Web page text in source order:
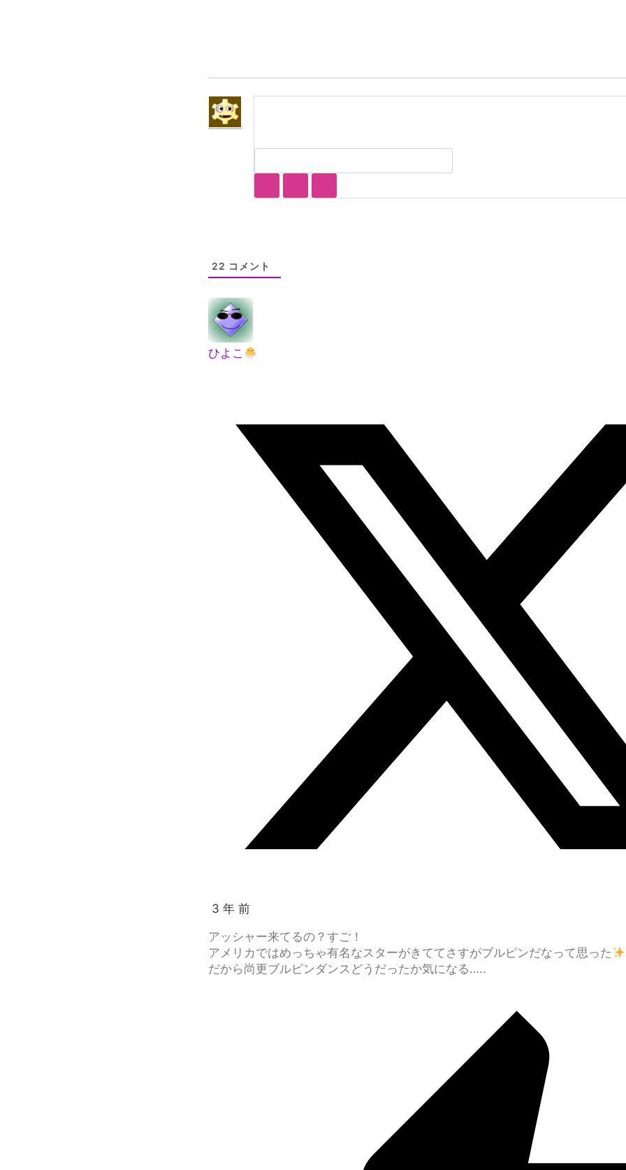
22 コメント
ひよこ
3 年 前
アッシャー来てるの？すご！
アメリカではめっちゃ有名なスターがきててさすがブルピンだなって思った
だから尚更ブルピンダンスどうだったか気になる…..